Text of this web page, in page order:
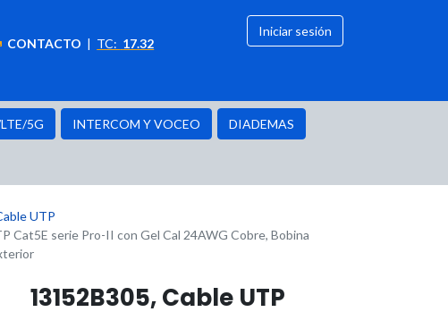
CONTACTO | TC: 17.32
Iniciar sesión
5G INTERCOM Y VOCEO DIADEMAS
UTP
Cat5E serie Pro-II con Gel Cal 24AWG Cobre, Bobina
13152B305, Cable UTP